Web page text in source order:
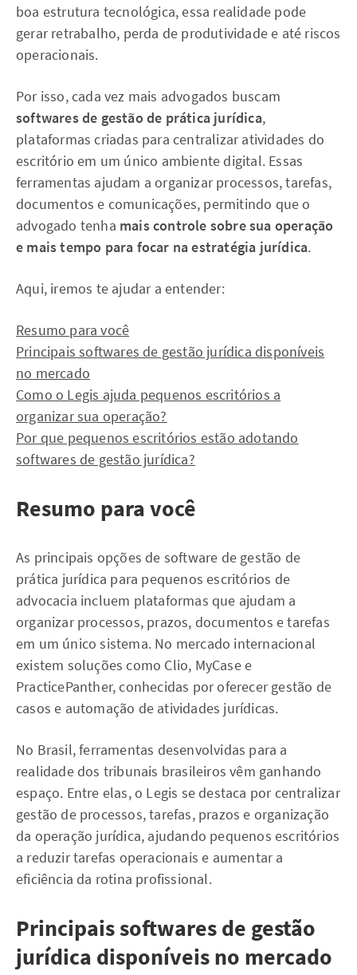
boa estrutura tecnológica, essa realidade pode
gerar retrabalho, perda de produtividade e até riscos
operacionais.
Por isso, cada vez mais advogados buscam
softwares de gestão de prática jurídica,
plataformas criadas para centralizar atividades do
escritório em um único ambiente digital. Essas
ferramentas ajudam a organizar processos, tarefas,
documentos e comunicações, permitindo que o
advogado tenha mais controle sobre sua operação
e mais tempo para focar na estratégia jurídica.
Aqui, iremos te ajudar a entender:
Resumo para você
Principais softwares de gestão jurídica disponíveis
no mercado
Como o Legis ajuda pequenos escritórios a
organizar sua operação?
Por que pequenos escritórios estão adotando
softwares de gestão jurídica?
Resumo para você
As principais opções de software de gestão de
prática jurídica para pequenos escritórios de
advocacia incluem plataformas que ajudam a
organizar processos, prazos, documentos e tarefas
em um único sistema. No mercado internacional
existem soluções como Clio, MyCase e
PracticePanther, conhecidas por oferecer gestão de
casos e automação de atividades jurídicas.
No Brasil, ferramentas desenvolvidas para a
realidade dos tribunais brasileiros vêm ganhando
espaço. Entre elas, o Legis se destaca por centralizar
gestão de processos, tarefas, prazos e organização
da operação jurídica, ajudando pequenos escritórios
a reduzir tarefas operacionais e aumentar a
eficiência da rotina profissional.
Principais softwares de gestão
jurídica disponíveis no mercado